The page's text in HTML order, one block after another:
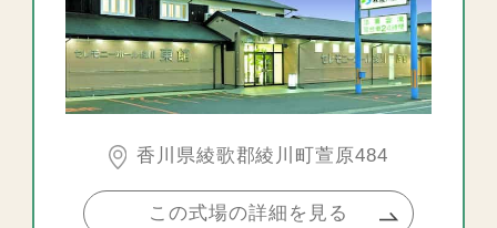
香川県綾歌郡綾川町萱原484
この式場の詳細を見る